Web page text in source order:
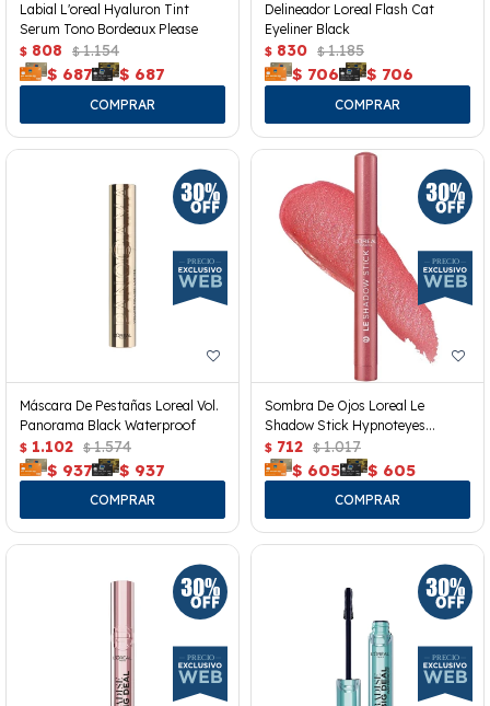
Labial L'oreal Hyaluron Tint
Serum Tono Bordeaux Please
$ 808 $ 1.154
$ 687 $ 687
Delineador Loreal Flash Cat
Eyeliner Black
$ 830 $ 1.185
$ 706 $ 706
Máscara De Pestañas Loreal Vol.
Panorama Black Waterproof
$ 1.102 $ 1.574
$ 937 $ 937
Sombra De Ojos Loreal Le
Shadow Stick Hypnoteyes
Cloudy Rose 118
$ 712 $ 1.017
$ 605 $ 605